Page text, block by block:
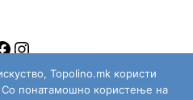
Topolino.mk користи
Со понатамошно користење на